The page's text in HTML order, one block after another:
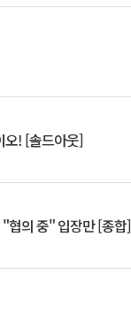
오! [솔드아웃]
협의 중" 입장만 [종합]